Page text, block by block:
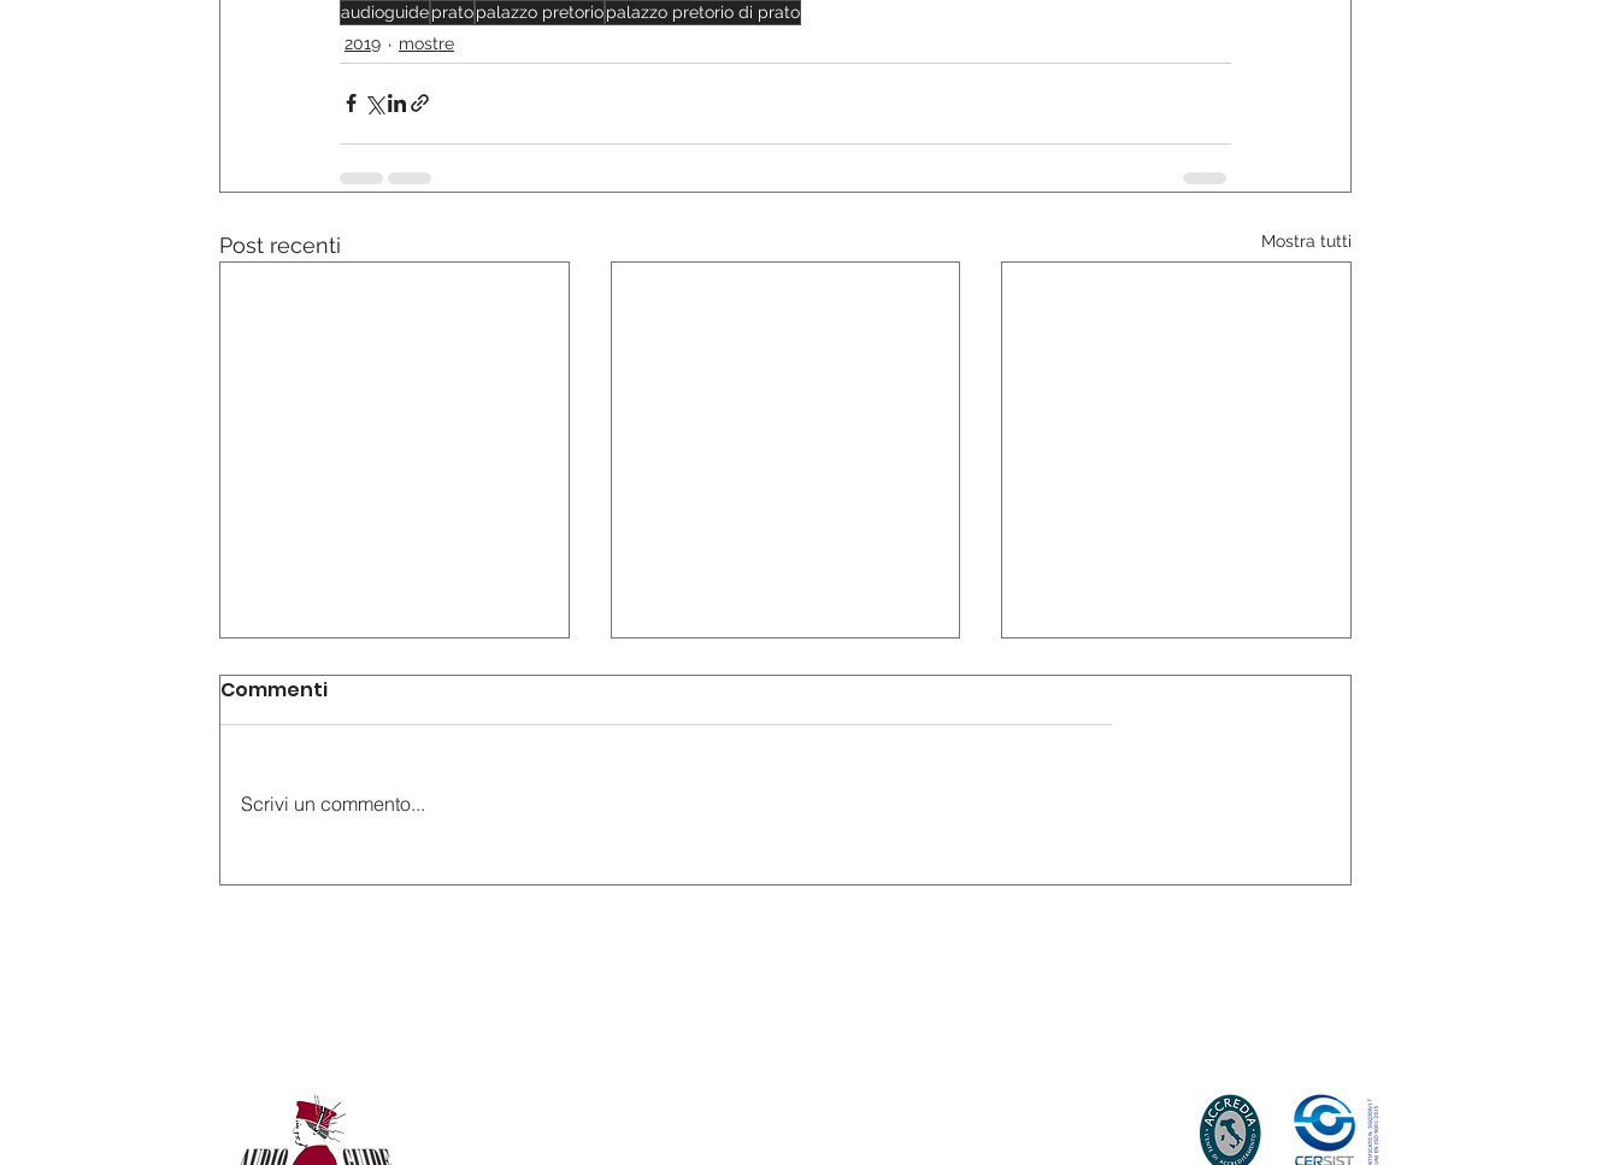
audioguidepratopalazzo pretoriopalazzo pretorio di prato
2019
mostre
Post recenti Mostra tutti
AudioGuide® vi invita
Affrettatevi! Solo fino al
AudioGuide® vi invita
Commenti
Scrivi un commento...